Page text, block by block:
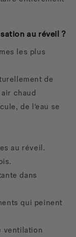
au réveil ?
les plus
de
chaud
de l'eau se
au réveil.
dans
qui peinent
ventilation